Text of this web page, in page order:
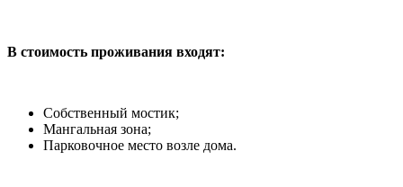
В стоимость проживания входят:
Собственный мостик;
Мангальная зона;
Парковочное место возле дома.